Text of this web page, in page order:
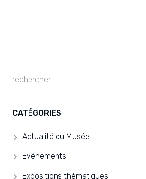
CATÉGORIES
Actualité du Musée
Evénements
Expositions thématiques